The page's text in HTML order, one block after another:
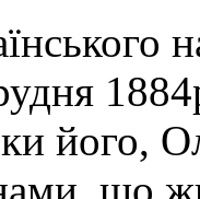
його,
що